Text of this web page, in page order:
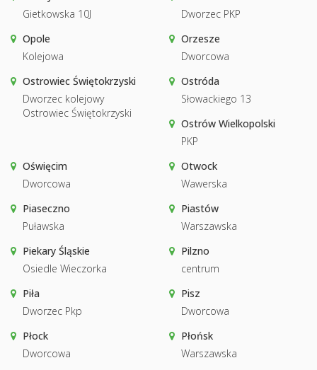
Gietkowska 10J
Dworzec PKP
Opole
Kolejowa
Orzesze
Dworcowa
Ostrowiec Świętokrzyski
Dworzec kolejowy
Ostrowiec Świętokrzyski
Ostróda
Słowackiego 13
Ostrów Wielkopolski
PKP
Oświęcim
Dworcowa
Otwock
Wawerska
Piaseczno
Puławska
Piastów
Warszawska
Piekary Śląskie
Osiedle Wieczorka
Pilzno
centrum
Piła
Dworzec Pkp
Pisz
Dworcowa
Płock
Dworcowa
Płońsk
Warszawska